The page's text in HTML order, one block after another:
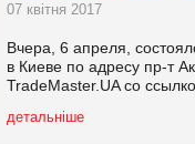
07 квітня 2017
Вчера, 6 апреля,
в Киеве по адресу пр-т
TradeMaster.UA со
детальніше